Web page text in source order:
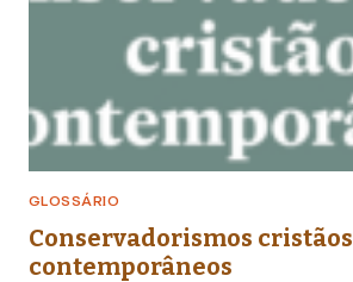
GLOSSÁRIO
Conservadorismos cristãos
contemporâneos